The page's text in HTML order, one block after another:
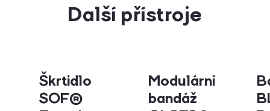
Další přístroje
Škrtidlo
SOF®
Modulární
bandáž